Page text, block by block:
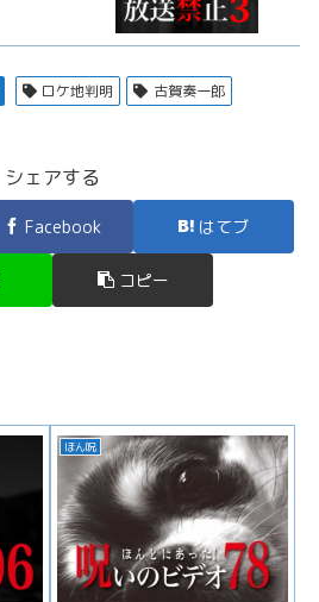
ロケ地判明
古賀奏一郎
シェアする
Facebook はてブ
コピー
ほん呪